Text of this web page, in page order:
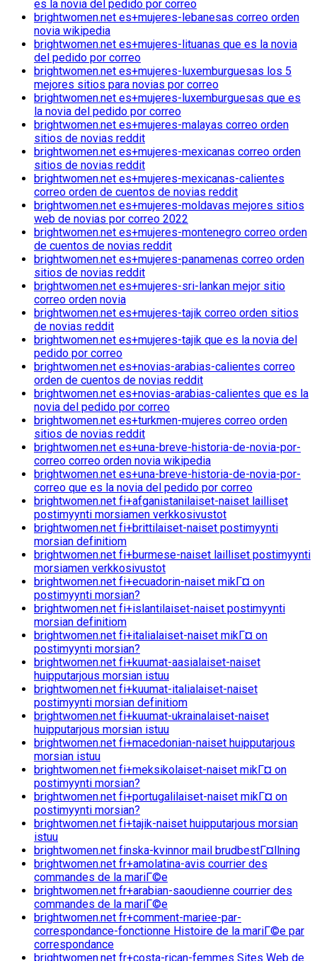
es la novia del pedido por correo
brightwomen.net es+mujeres-lebanesas correo orden
novia wikipedia
brightwomen.net es+mujeres-lituanas que es la novia
del pedido por correo
brightwomen.net es+mujeres-luxemburguesas los 5
mejores sitios para novias por correo
brightwomen.net es+mujeres-luxemburguesas que es
la novia del pedido por correo
brightwomen.net es+mujeres-malayas correo orden
sitios de novias reddit
brightwomen.net es+mujeres-mexicanas correo orden
sitios de novias reddit
brightwomen.net es+mujeres-mexicanas-calientes
correo orden de cuentos de novias reddit
brightwomen.net es+mujeres-moldavas mejores sitios
web de novias por correo 2022
brightwomen.net es+mujeres-montenegro correo orden
de cuentos de novias reddit
brightwomen.net es+mujeres-panamenas correo orden
sitios de novias reddit
brightwomen.net es+mujeres-sri-lankan mejor sitio
correo orden novia
brightwomen.net es+mujeres-tajik correo orden sitios
de novias reddit
brightwomen.net es+mujeres-tajik que es la novia del
pedido por correo
brightwomen.net es+novias-arabias-calientes correo
orden de cuentos de novias reddit
brightwomen.net es+novias-arabias-calientes que es la
novia del pedido por correo
brightwomen.net es+turkmen-mujeres correo orden
sitios de novias reddit
brightwomen.net es+una-breve-historia-de-novia-por-
correo correo orden novia wikipedia
brightwomen.net es+una-breve-historia-de-novia-por-
correo que es la novia del pedido por correo
brightwomen.net fi+afganistanilaiset-naiset lailliset
postimyynti morsiamen verkkosivustot
brightwomen.net fi+brittilaiset-naiset postimyynti
morsian definitiom
brightwomen.net fi+burmese-naiset lailliset postimyynti
morsiamen verkkosivustot
brightwomen.net fi+ecuadorin-naiset mikГ¤ on
postimyynti morsian?
brightwomen.net fi+islantilaiset-naiset postimyynti
morsian definitiom
brightwomen.net fi+italialaiset-naiset mikГ¤ on
postimyynti morsian?
brightwomen.net fi+kuumat-aasialaiset-naiset
huipputarjous morsian istuu
brightwomen.net fi+kuumat-italialaiset-naiset
postimyynti morsian definitiom
brightwomen.net fi+kuumat-ukrainalaiset-naiset
huipputarjous morsian istuu
brightwomen.net fi+macedonian-naiset huipputarjous
morsian istuu
brightwomen.net fi+meksikolaiset-naiset mikГ¤ on
postimyynti morsian?
brightwomen.net fi+portugalilaiset-naiset mikГ¤ on
postimyynti morsian?
brightwomen.net fi+tajik-naiset huipputarjous morsian
istuu
brightwomen.net finska-kvinnor mail brudbestГ¤llning
brightwomen.net fr+amolatina-avis courrier des
commandes de la mariГ©e
brightwomen.net fr+arabian-saoudienne courrier des
commandes de la mariГ©e
brightwomen.net fr+comment-mariee-par-
correspondance-fonctionne Histoire de la mariГ©e par
correspondance
brightwomen.net fr+costa-rican-femmes Sites Web de